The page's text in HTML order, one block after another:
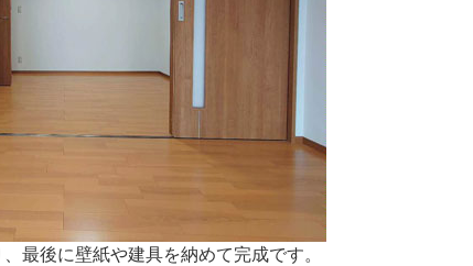
最後に壁紙や建具を納めて完成です。